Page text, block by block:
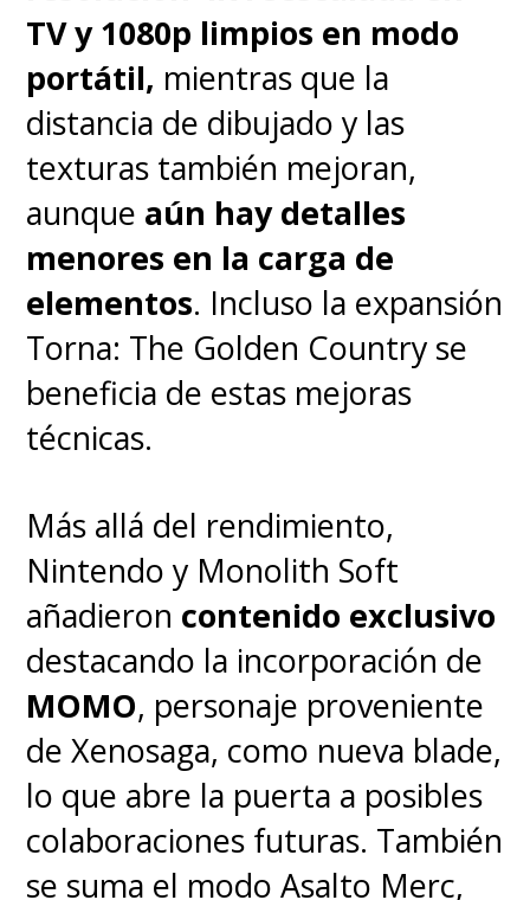
El estudio Good-Feel (creadores
de Yoshi's Woolly World y
Crafted World) se vuelve a lucir
con una dirección de arte
bellísima y esta vez optaron por
una estética que simula
ilustraciones de papel en
movimiento. Las animaciones
de los personajes tienen una
tasa de fotogramas reducida
stop-motion, parecido a lo que
vemos en las películas del
Spider-Verse), combinadas con
texturas de acuarela y
contornos de lápiz en los
fondos.
Y la música es exactamente lo
que debería ser; muy acústica,
TV y 1080p limpios en modo
portátil, mientras que la
distancia de dibujado y las
texturas también mejoran,
aunque aún hay detalles
menores en la carga de
elementos. Incluso la expansión
Torna: The Golden Country se
beneficia de estas mejoras
técnicas.
Más allá del rendimiento,
Nintendo y Monolith Soft
añadieron contenido exclusivo
destacando la incorporación de
MOMO, personaje proveniente
de Xenosaga, como nueva blade,
lo que abre la puerta a posibles
colaboraciones futuras. También
se suma el modo Asalto Merc,